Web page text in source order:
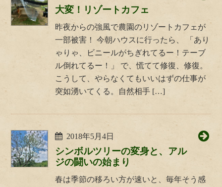
大変！リゾートカフェ
昨夜からの強風で農園のリゾートカフェが
一部被害！ 今朝ハウスに行ったら、 「あり
ゃりゃ、ビニールがちぎれてるー！テーブ
ル倒れてるー！」 で、慌てて修復、修復。
こうして、やらなくてもいいはずの仕事が
突如湧いてくる。自然相手 […]
2018年5月4日
シンボルツリーの変身と、アル
ジの闘いの始まり
春は季節の移ろい方が速いと、毎年そう感